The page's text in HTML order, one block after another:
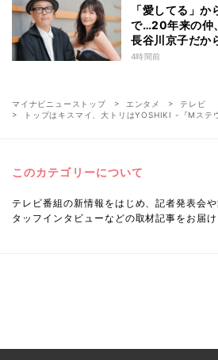
「愛してる」
で…20年来の仲
長谷川京子だか
4時間前
マイナビニューストップ エンタメ
テレビ
トップはキスマイ、大トリはYOSHIKI -『Mステ
このカテゴリーについて
テレビ番組の新情報をはじめ、記者発表会
タッフインタビューなどの取材記事をお届け